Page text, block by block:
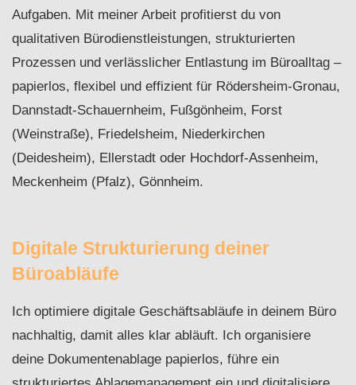
Aufgaben. Mit meiner Arbeit profitierst du von
qualitativen Bürodienstleistungen, strukturierten
Prozessen und verlässlicher Entlastung im Büroalltag –
papierlos, flexibel und effizient für Rödersheim-Gronau,
Dannstadt-Schauernheim, Fußgönheim, Forst
(Weinstraße), Friedelsheim, Niederkirchen
(Deidesheim), Ellerstadt oder Hochdorf-Assenheim,
Meckenheim (Pfalz), Gönnheim.
Digitale Strukturierung deiner
Büroabläufe
Ich optimiere digitale Geschäftsabläufe in deinem Büro
nachhaltig, damit alles klar abläuft. Ich organisiere
deine Dokumentenablage papierlos, führe ein